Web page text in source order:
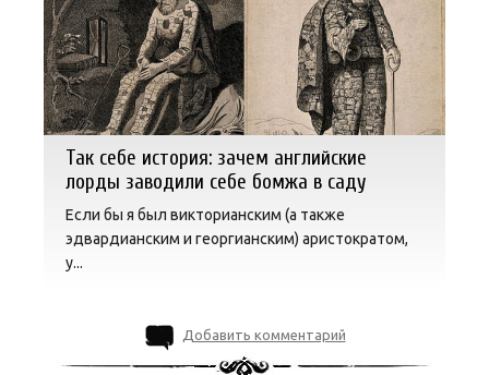
Так себе история: зачем английские
лорды заводили себе бомжа в саду
Если бы я был викторианским (а также
эдвардианским и георгианским) аристократом,
у...
Добавить комментарий